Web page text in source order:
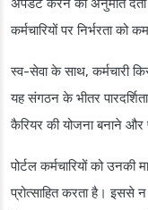
अपडेट करने की अनुमति देता
कर्मचारियों पर निर्भरता को
स्व-सेवा के साथ, कर्मचारी
यह संगठन के भीतर
कैरियर की योजना बनाने और
पोर्टल कर्मचारियों को
प्रोत्साहित करता है। इससे